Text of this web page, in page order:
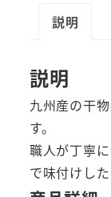
せ
個
説明
説明
九州産の干
す。
職人が丁寧
で味付けし